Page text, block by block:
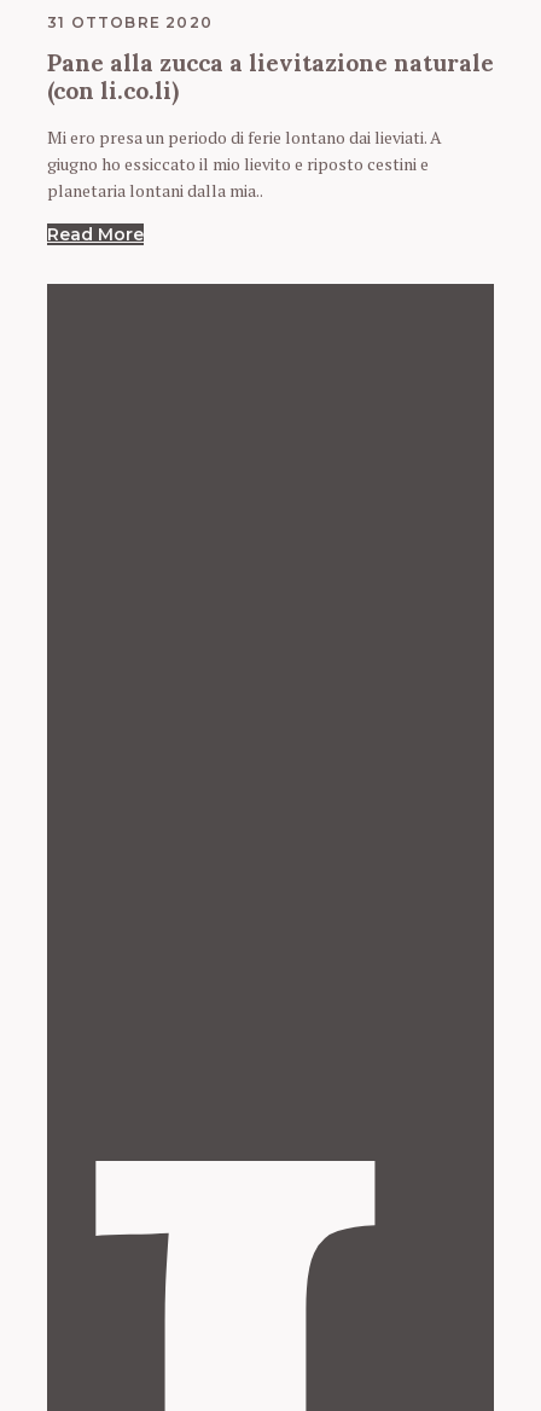
31 OTTOBRE 2020
Pane alla zucca a lievitazione naturale
(con li.co.li)
Mi ero presa un periodo di ferie lontano dai lieviati. A
giugno ho essiccato il mio lievito e riposto cestini e
planetaria lontani dalla mia..
Read More